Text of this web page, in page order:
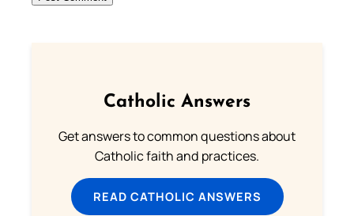
Catholic Answers
Get answers to common questions about
Catholic faith and practices.
READ CATHOLIC ANSWERS